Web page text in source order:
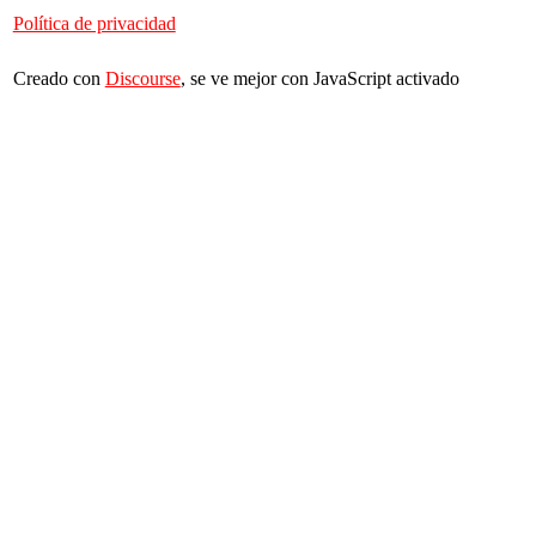
Política de privacidad
Creado con Discourse, se ve mejor con JavaScript activado